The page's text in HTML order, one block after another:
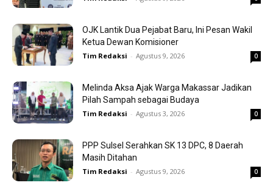
OJK Lantik Dua Pejabat Baru, Ini Pesan Wakil
Ketua Dewan Komisioner
Tim Redaksi - Agustus 9, 2026 0
Melinda Aksa Ajak Warga Makassar Jadikan
Pilah Sampah sebagai Budaya
Tim Redaksi - Agustus 3, 2026 0
PPP Sulsel Serahkan SK 13 DPC, 8 Daerah
Masih Ditahan
Tim Redaksi - Agustus 9, 2026 0